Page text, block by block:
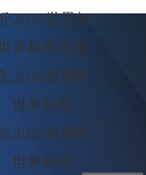
,2026世界杯
界杯赛后复
,2026世界杯
世界杯集
,2026世界杯
世界杯回